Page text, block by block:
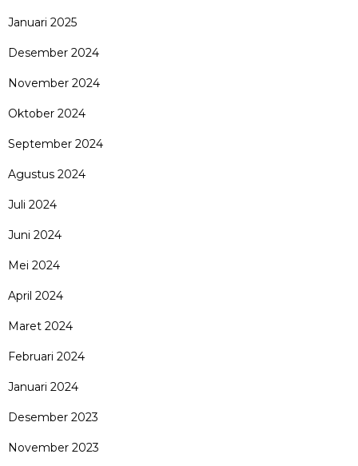
Januari 2025
Desember 2024
November 2024
Oktober 2024
September 2024
Agustus 2024
Juli 2024
Juni 2024
Mei 2024
April 2024
Maret 2024
Februari 2024
Januari 2024
Desember 2023
November 2023